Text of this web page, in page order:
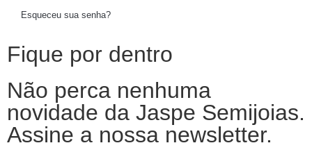
Esqueceu sua senha?
Fique por dentro
Não perca nenhuma
novidade da Jaspe Semijoias.
Assine a nossa newsletter.